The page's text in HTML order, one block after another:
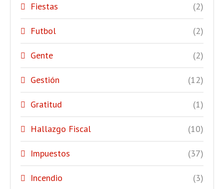
Fiestas (2)
Futbol (2)
Gente (2)
Gestión (12)
Gratitud (1)
Hallazgo Fiscal (10)
Impuestos (37)
Incendio (3)